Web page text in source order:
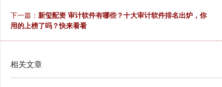
下一篇： 新玺配资 审计软件有哪些？十大审计软件排名出炉，你
用的上榜了吗？快来看看
相关文章